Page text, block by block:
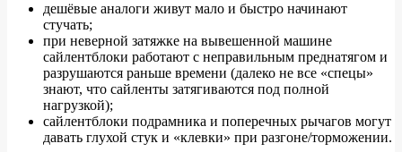
дешёвые аналоги живут мало и быстро начинают
стучать;
при неверной затяжке на вывешенной машине
сайлентблоки работают с неправильным преднатягом и
разрушаются раньше времени (далеко не все «спецы»
знают, что сайленты затягиваются под полной
нагрузкой);
сайлентблоки подрамника и поперечных рычагов могут
давать глухой стук и «клевки» при разгоне/торможении.